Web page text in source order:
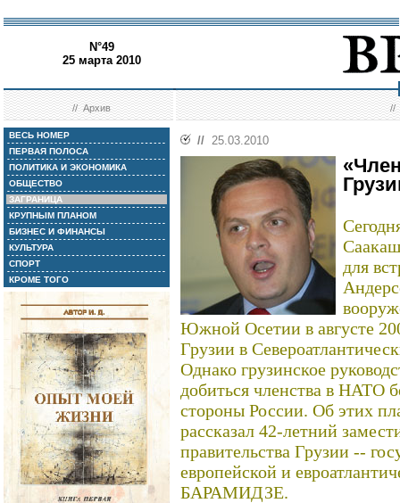
N°49
25 марта 2010
//Архив //
ВЕСЬ НОМЕР
ПЕРВАЯ ПОЛОСА
ПОЛИТИКА И ЭКОНОМИКА
ОБЩЕСТВО
ЗАГРАНИЦА
КРУПНЫМ ПЛАНОМ
БИЗНЕС И ФИНАНСЫ
КУЛЬТУРА
СПОРТ
КРОМЕ ТОГО
// 25.03.2010
для
Южной Осетии в августе
Грузии в
Однако грузинское
добиться членства в НАТО
стороны России. Об этих
рассказал 42-летний
правительства Грузии --
европейской и
БАРАМИДЗЕ.